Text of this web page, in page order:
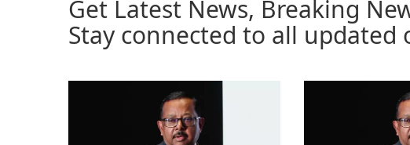
Get Latest News, Breaking
Stay connected to all updated